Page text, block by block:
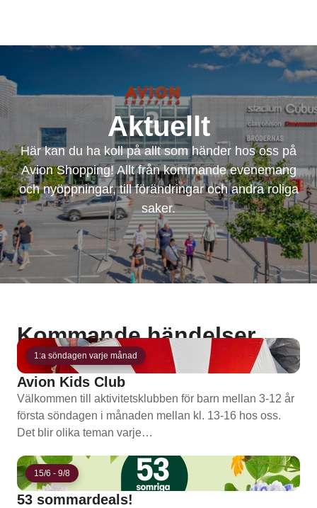
Aktuellt
Här kan du ha koll på allt som händer hos oss på
Avion Shopping! Allt från kommande evenemang
och nyöppningar, till förändringar och andra roliga
saker.
Kommande händelser
1:a söndagen varje månad
Avion Kids Club
Välkommen till aktivitetsklubben för barn mellan 3-12 år
första söndagen i månaden mellan kl. 13-16 hos oss.
Det blir olika teman varje…
15/6 - 9/8
53 sommardeals!